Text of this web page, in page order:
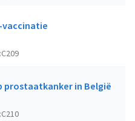
prostaatkanker in België